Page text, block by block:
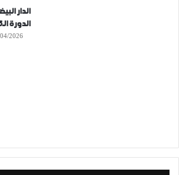
الدار
الدورة الـ15 لـ “أيام التراث”
2026